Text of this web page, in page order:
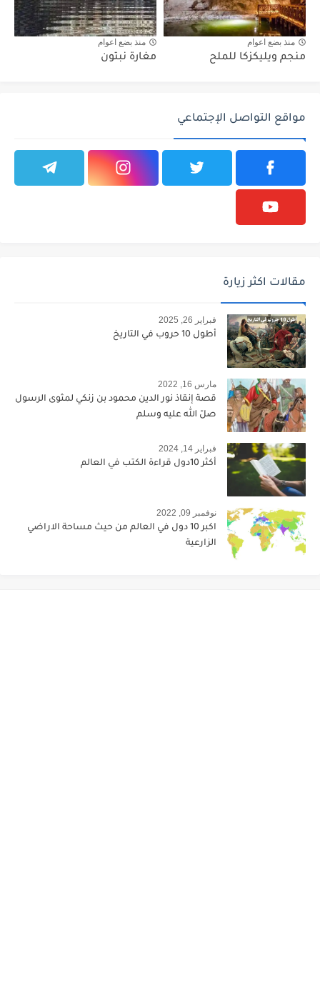
منذ بضع اعوام
منجم ويليكزكا للملح
منذ بضع اعوام
مغارة نبتون
مواقع التواصل الإجتماعي
مقالات اكثر زيارة
فبراير 26, 2025
أطول 10 حروب في التاريخ
مارس 16, 2022
قصة إنقاذ نور الدين محمود بن زنكي لمثوى الرسول
صلّ الله عليه وسلم
فبراير 14, 2024
أكثر 10دول قراءة الكتب في العالم
نوفمبر 09, 2022
اكبر 10 دول في العالم من حيث مساحة الاراضي
الزارعية